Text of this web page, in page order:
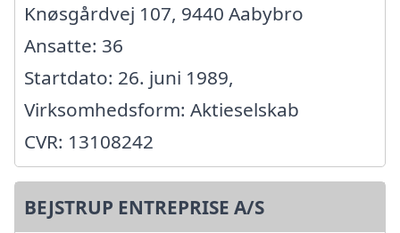
Knøsgårdvej 107, 9440 Aabybro
Ansatte: 36
Startdato: 26. juni 1989,
Virksomhedsform: Aktieselskab
CVR: 13108242
BEJSTRUP ENTREPRISE A/S